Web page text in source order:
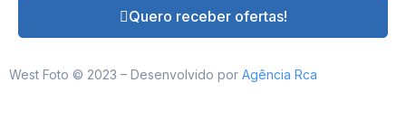
Quero receber ofertas!
West Foto © 2023 – Desenvolvido por Agência Rca